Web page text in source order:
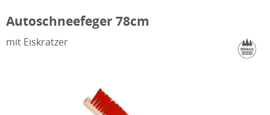
Autoschneefeger 78cm
mit Eiskratzer